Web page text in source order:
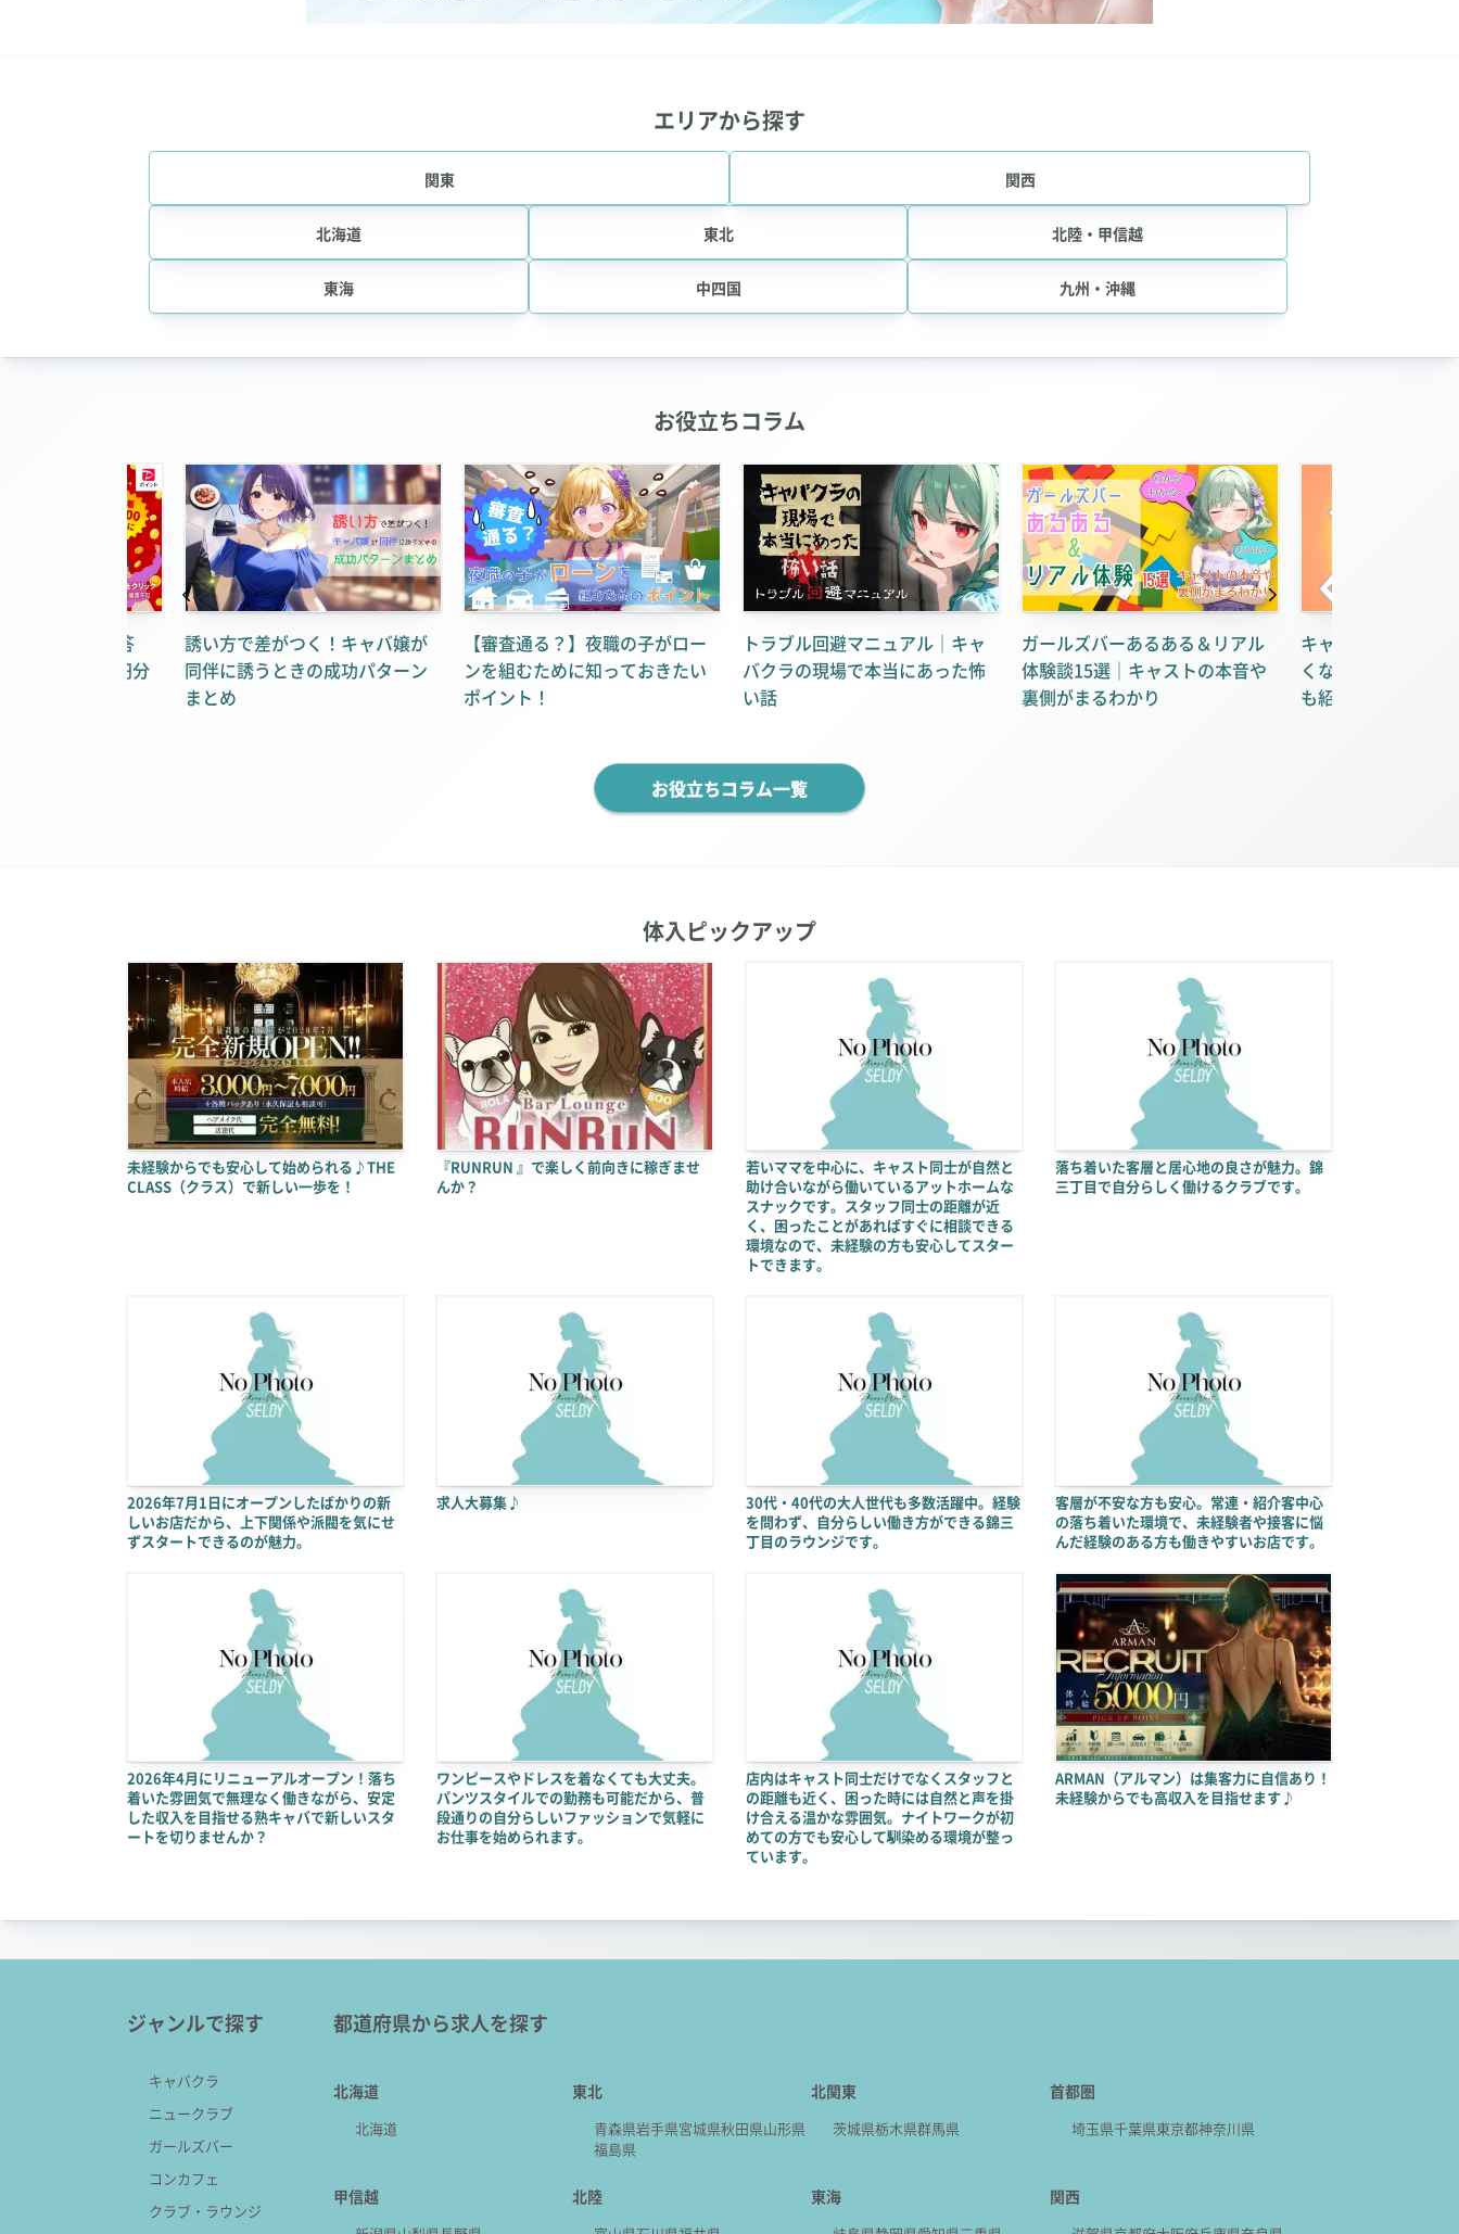
エリアから探す
関東 関西
北海道 東北 北陸・甲信越
東海 中四国 九州・沖縄
お役立ちコラム
アンケート回答
イント1,000円分
誘い方で差がつく！キャバ嬢が
同伴に誘うときの成功パターン
まとめ
【審査通る？】夜職の子がロー
ンを組むために知っておきたい
ポイント！
トラブル回避マニュアル｜キャ
バクラの現場で本当にあった怖
い話
ガールズバーあるある＆リアル
体験談15選｜キャストの本音や
裏側がまるわかり
キャバ嬢が賃貸審
くなる方法｜物件
も紹介
お役立ちコラム一覧
体入ピックアップ
未経験からでも安心して始められる♪THE
CLASS（クラス）で新しい一歩を！
『RUNRUN 』で楽しく前向きに稼ぎませ
んか？
若いママを中心に、キャスト同士が自然と
助け合いながら働いているアットホームな
スナックです。スタッフ同士の距離が近
く、困ったことがあればすぐに相談できる
環境なので、未経験の方も安心してスター
トできます。
落ち着いた客層と居心地の良さが魅力。錦
三丁目で自分らしく働けるクラブです。
2026年7月1日にオープンしたばかりの新
しいお店だから、上下関係や派閥を気にせ
ずスタートできるのが魅力。
求人大募集♪
30代・40代の大人世代も多数活躍中。経験
を問わず、自分らしい働き方ができる錦三
丁目のラウンジです。
客層が不安な方も安心。常連・紹介客中心
の落ち着いた環境で、未経験者や接客に悩
んだ経験のある方も働きやすいお店です。
2026年4月にリニューアルオープン！落ち
着いた雰囲気で無理なく働きながら、安定
した収入を目指せる熟キャバで新しいスタ
ートを切りませんか？
ワンピースやドレスを着なくても大丈夫。
パンツスタイルでの勤務も可能だから、普
段通りの自分らしいファッションで気軽に
お仕事を始められます。
店内はキャスト同士だけでなくスタッフと
の距離も近く、困った時には自然と声を掛
け合える温かな雰囲気。ナイトワークが初
めての方でも安心して馴染める環境が整っ
ています。
ARMAN（アルマン）は集客力に自信あり！
未経験からでも高収入を目指せます♪
ジャンルで探す
キャバクラ
ニュークラブ
ガールズバー
コンカフェ
クラブ・ラウンジ
都道府県から求人を探す
北海道
北海道
東北
青森県岩手県宮城県秋田県山形県
福島県
北関東
茨城県栃木県群馬県
首都圏
埼玉県千葉県東京都神奈川県
甲信越 北陸 東海 関西